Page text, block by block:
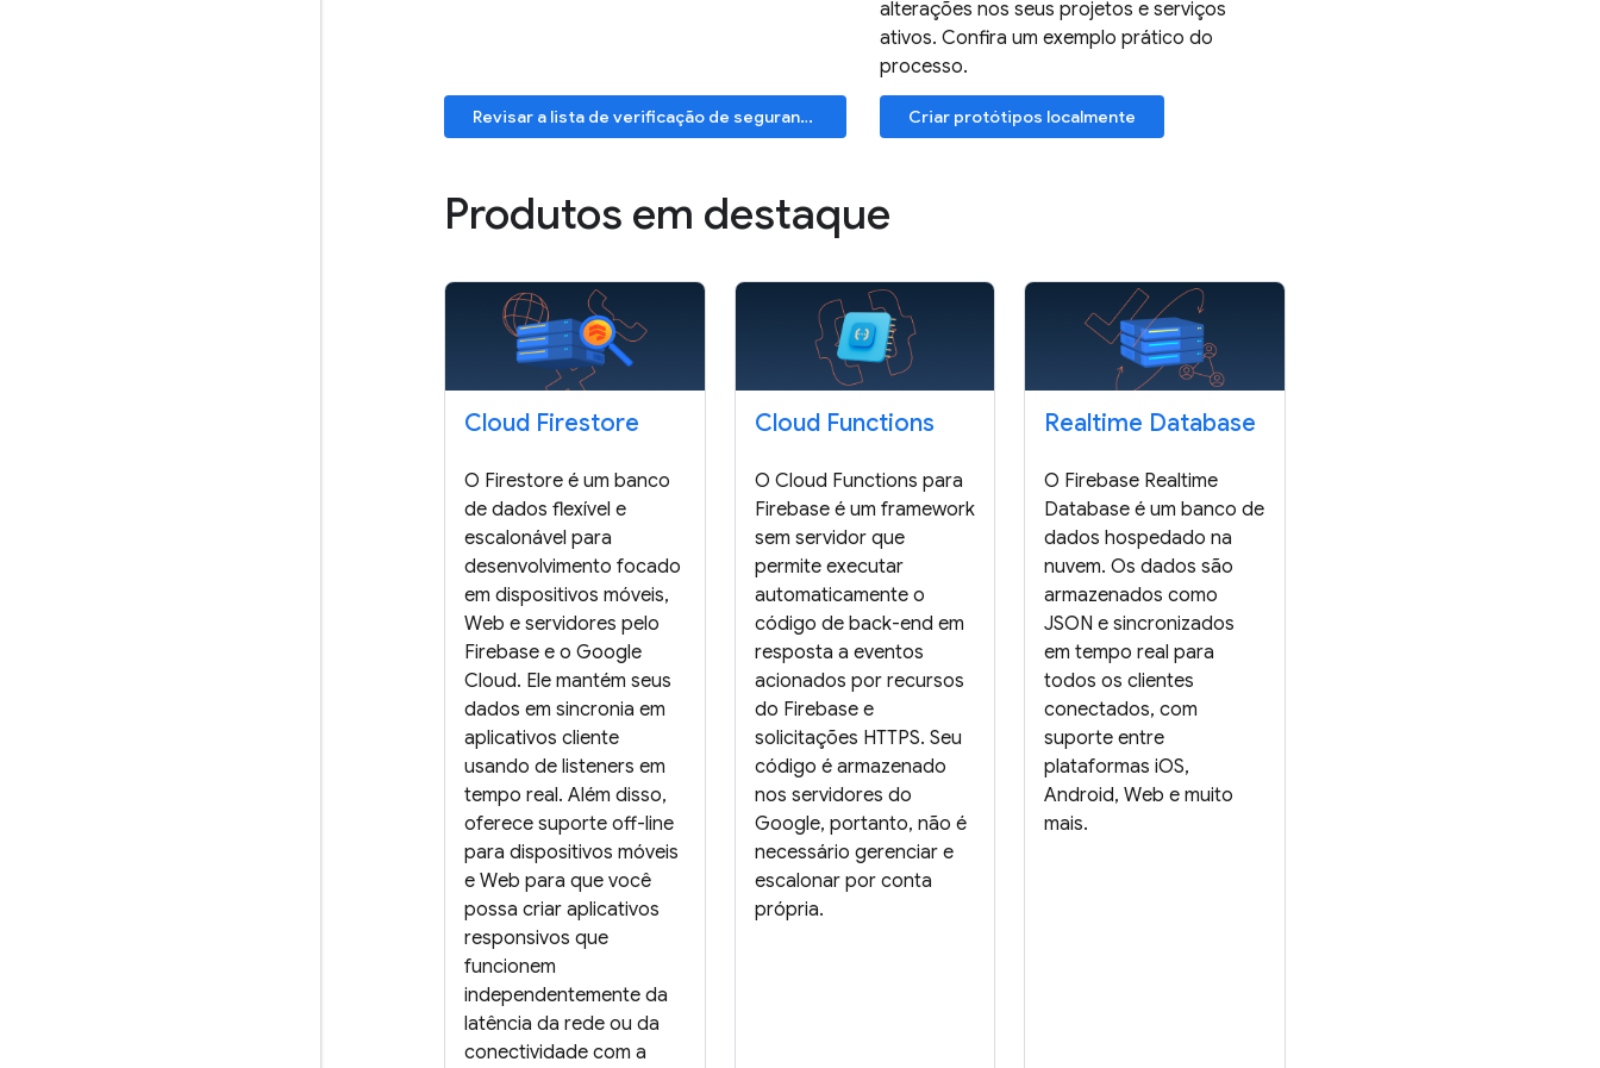
Revisar a lista de verificação de segurança
alterações nos seus projetos e serviços
ativos. Confira um exemplo prático do
processo.
Criar protótipos localmente
Produtos em destaque
Cloud Firestore
O Firestore é um banco
de dados flexível e
escalonável para
desenvolvimento focado
em dispositivos móveis,
Web e servidores pelo
Firebase e o Google
Cloud. Ele mantém seus
dados em sincronia em
aplicativos cliente
usando de listeners em
tempo real. Além disso,
oferece suporte off-line
para dispositivos móveis
e Web para que você
possa criar aplicativos
responsivos que
funcionem
independentemente da
latência da rede ou da
conectividade com a
Cloud Functions
O Cloud Functions para
Firebase é um framework
sem servidor que
permite executar
automaticamente o
código de back-end em
resposta a eventos
acionados por recursos
do Firebase e
solicitações HTTPS. Seu
código é armazenado
nos servidores do
Google, portanto, não é
necessário gerenciar e
escalonar por conta
própria.
Realtime Database
O Firebase Realtime
Database é um banco de
dados hospedado na
nuvem. Os dados são
armazenados como
JSON e sincronizados
em tempo real para
todos os clientes
conectados, com
suporte entre
plataformas iOS,
Android, Web e muito
mais.